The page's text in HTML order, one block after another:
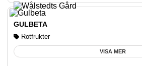
GULBETA
Rotfrukter
VISA MER